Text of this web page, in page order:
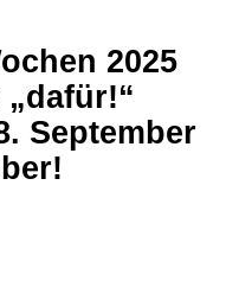
September